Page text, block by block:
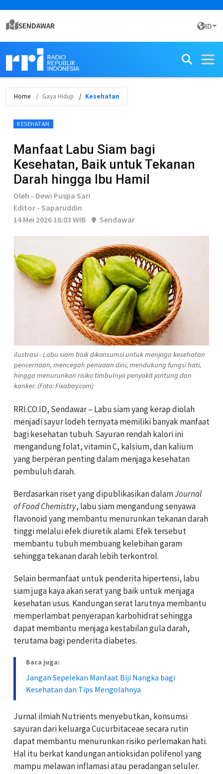
SENDAWAR ID
Home Gaya Hidup Kesehatan
KESEHATAN
Manfaat Labu Siam bagi
Kesehatan, Baik untuk Tekanan
Darah hingga Ibu Hamil
Oleh - Dewi Puspa Sari
Editor - Saparuddin
14 Mei 2026 16:03 WIB
Sendawar
ilustrasi - Labu siam baik dikonsumsi untuk menjaga kesehatan
pencernaan, mencegah penuaan dini, mendukung fungsi hati,
hingga menurunkan risiko timbulnya penyakit jantung dan
kanker. (Foto: Fixabay.com)
RRI.CO.ID, Sendawar – Labu siam yang kerap diolah
menjadi sayur lodeh ternyata memiliki banyak manfaat
bagi kesehatan tubuh. Sayuran rendah kalori ini
mengandung folat, vitamin C, kalsium, dan kalium
yang berperan penting dalam menjaga kesehatan
pembuluh darah.
Berdasarkan riset yang dipublikasikan dalamJournal
of Food Chemistry, labu siam mengandung senyawa
flavonoid yang membantu menurunkan tekanan darah
tinggi melalui efek diuretik alami. Efek tersebut
membantu tubuh membuang kelebihan garam
sehingga tekanan darah lebih terkontrol.
Selain bermanfaat untuk penderita hipertensi, labu
siam juga kaya akan serat yang baik untuk menjaga
kesehatan usus. Kandungan serat larutnya membantu
memperlambat penyerapan karbohidrat sehingga
dapat membantu menjaga kestabilan gula darah,
terutama bagi penderita diabetes.
Baca juga:
Jangan Sepelekan Manfaat Biji Nangka bagi
Kesehatan dan Tips Mengolahnya
Jurnal ilmiah Nutrients menyebutkan, konsumsi
sayuran dari keluarga Cucurbitaceae secara rutin
dapat membantu menurunkan risiko perlemakan hati.
Hal itu berkat kandungan antioksidan polifenol yang
mampu melawan inflamasi atau peradangan seluler.